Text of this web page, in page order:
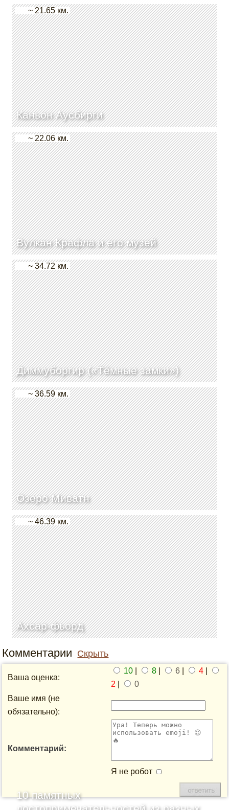
Каньон Аусбирги
~ 21.65 км.
Вулкан Крафла и его музей
~ 22.06 км.
Диммуборгир («Тёмные замки»)
~ 34.72 км.
Озеро Миватн
~ 36.59 км.
Ахсар-фьорд
~ 46.39 км.
Комментарии Скрыть
Ваша оценка:
10 8 6 4
2
0
Ваше имя (не
обязательно):
Комментарий:
Я не робот
10 памятных